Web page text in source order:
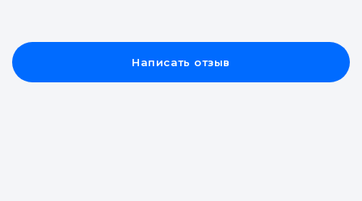
Написать отзыв